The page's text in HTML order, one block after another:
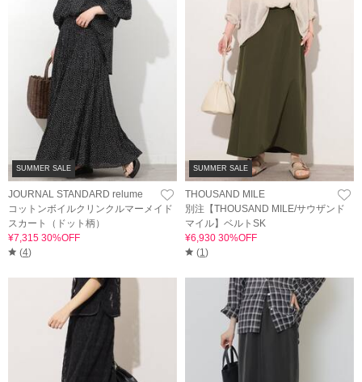
SUMMER SALE
JOURNAL STANDARD relume
コットンボイルクリンクルマーメイド
スカート（ドット柄）
¥7,315 30%OFF
(4)
SUMMER SALE
THOUSAND MILE
別注【THOUSAND MILE/サウザンド
マイル】ベルトSK
¥6,930 30%OFF
(1)